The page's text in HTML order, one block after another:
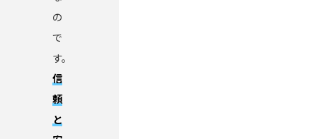
の
で
す。
信
頼
と